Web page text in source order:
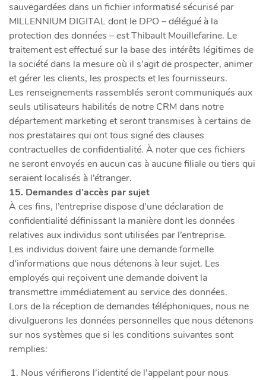
sauvegardées dans un fichier informatisé sécurisé par
MILLENNIUM DIGITAL dont le DPO – délégué à la
protection des données – est Thibault Mouillefarine. Le
traitement est effectué sur la base des intérêts légitimes de
la société dans la mesure où il s’agit de prospecter, animer
et gérer les clients, les prospects et les fournisseurs.
Les renseignements rassemblés seront communiqués aux
seuls utilisateurs habilités de notre CRM dans notre
département marketing et seront transmises à certains de
nos prestataires qui ont tous signé des clauses
contractuelles de confidentialité. À noter que ces fichiers
ne seront envoyés en aucun cas à aucune filiale ou tiers qui
seraient localisés à l’étranger.
15. Demandes d’accès par sujet
À ces fins, l’entreprise dispose d’une déclaration de
confidentialité définissant la manière dont les données
relatives aux individus sont utilisées par l’entreprise.
Les individus doivent faire une demande formelle
d’informations que nous détenons à leur sujet. Les
employés qui reçoivent une demande doivent la
transmettre immédiatement au service des données.
Lors de la réception de demandes téléphoniques, nous ne
divulguerons les données personnelles que nous détenons
sur nos systèmes que si les conditions suivantes sont
remplies:
Nous vérifierons l’identité de l’appelant pour nous